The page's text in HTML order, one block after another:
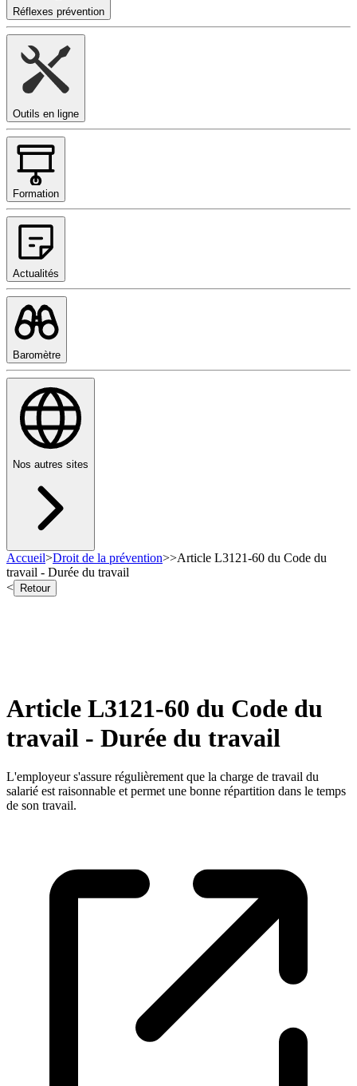
Réflexes prévention
Outils en ligne
Formation
Actualités
Baromètre
Nos autres sites
Accueil>Droit de la prévention>>Article L3121-60 du Code du
travail - Durée du travail
<
Retour
Article L3121-60 du Code du
travail - Durée du travail
L'employeur s'assure régulièrement que la charge de travail du
salarié est raisonnable et permet une bonne répartition dans le temps
de son travail.